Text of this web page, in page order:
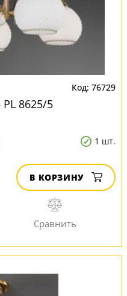
76729
8625/5
1 шт.
В КОРЗИНУ